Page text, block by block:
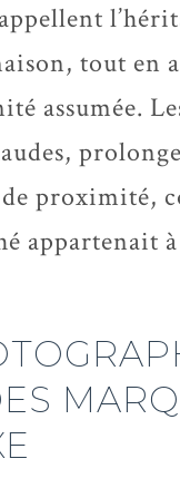
tout en
assumée.
proximité,
appartenait